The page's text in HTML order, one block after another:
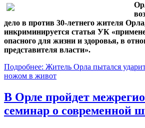
дело в против 30-летнего жителя
инкриминируется статья УК
опасного для жизни и здоровья, в
представителя власти».
Подробнее: Житель Орла пытался
ножом в живот
В Орле пройдет
семинар о современной